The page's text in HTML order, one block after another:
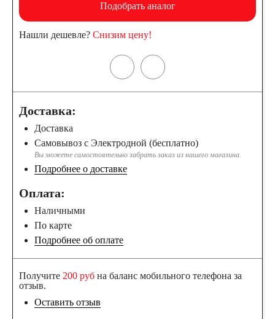
Подобрать аналог
Нашли дешевле? Снизим цену!
Доставка:
Доставка
Самовывоз с Электродной (бесплатно)
Вы можете самостоятельно забрать заказ из нашего магазина.
Подробнее о доставке
Оплата:
Наличными
По карте
Подробнее об оплате
Получите 200 руб на баланс мобильного телефона за
отзыв.
Оставить отзыв